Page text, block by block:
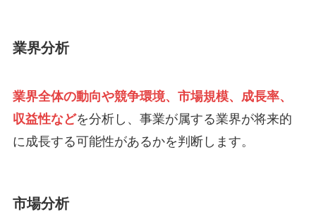
業界分析
業界全体の動向や競争環境、市場規模、成長率、
収益性などを分析し、事業が属する業界が将来的
に成長する可能性があるかを判断します。
市場分析